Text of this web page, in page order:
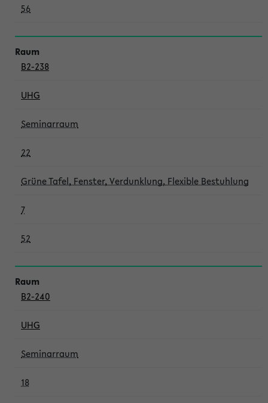
56
B2-238
UHG
Seminarraum
22
Grüne Tafel, Fenster, Verdunklung, Flexible Bestuhlung
7
52
B2-240
UHG
Seminarraum
18